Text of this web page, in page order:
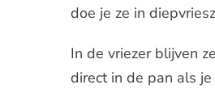
doe je ze in
In de vriezer blijven
direct in de pan als